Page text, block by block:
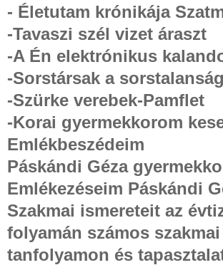
- Életutam krónikája
-Tavaszi szél vizet áraszt
-A Én elektrónikus
-Sorstársak a
-Szürke verebek-Pamflet
-Korai gyermekkorom
Emlékbeszédeim
Páskándi Géza
Emlékezéseim Páskándi
Szakmai ismereteit az
folyamán számos szakmai
tanfolyamon és